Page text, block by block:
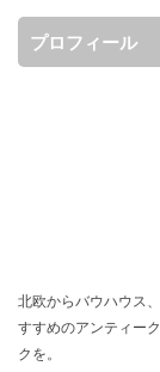
プロフィール
北欧からバウハウス
すすめのアンティー
クを。